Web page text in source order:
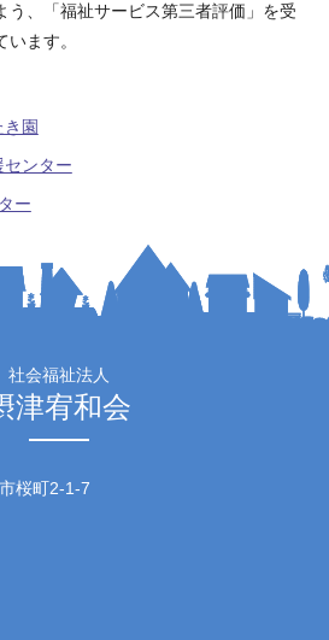
う、「福祉サービス第三者評価」を受
ます。
園
ンター
ー
社会福祉法人
津宥和会
桜町2-1-7